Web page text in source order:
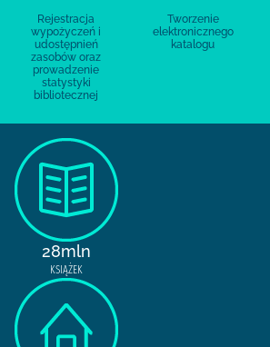
Rejestracja
wypożyczeń i
udostępnień
zasobów oraz
prowadzenie
statystyki
bibliotecznej
Tworzenie
elektronicznego
katalogu
28mln
KSIĄŻEK